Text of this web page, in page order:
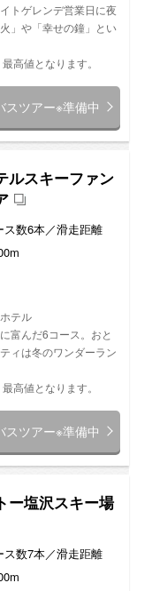
トゲレンデ営業日に夜
」や「幸せの鐘」とい
高値となります。
スツアー※準備中
ルスキーファン
ス数6本／滑走距離
テル
富んだ6コース。おと
ィは冬のワンダーラン
高値となります。
スツアー※準備中
ー塩沢スキー場
ス数7本／滑走距離